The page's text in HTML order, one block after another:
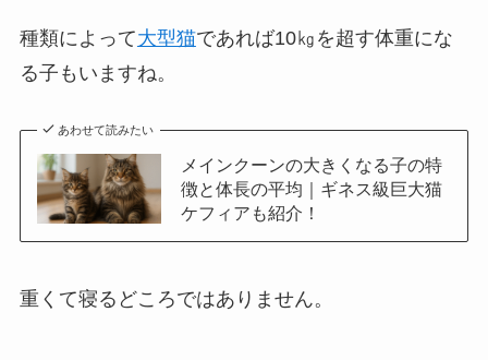
種類によって大型猫であれば10㎏を超す体重にな
る子もいますね。
あわせて読みたい
メインクーンの大きくなる子の特
徴と体長の平均｜ギネス級巨大猫
ケフィアも紹介！
重くて寝るどころではありません。